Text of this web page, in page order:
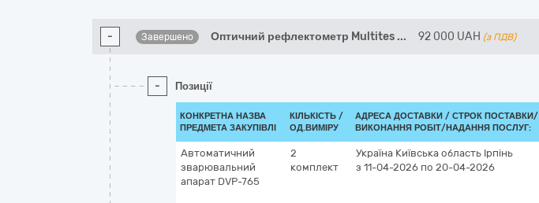
- Завершено Оптичний рефлектометр Multites ... 92 000 UAH (з ПДВ)
- Позиції
КОНКРЕТНА НАЗВА
ПРЕДМЕТА ЗАКУПІВЛІ
КІЛЬКІСТЬ /
ОД.ВИМІРУ
АДРЕСА ДОСТАВКИ / СТРОК ПОСТАВКИ/
ВИКОНАННЯ РОБІТ/НАДАННЯ ПОСЛУГ:
Автоматичний
зварювальний
апарат DVP-765
2
комплект
Україна Київська область Ірпінь
з 11-04-2026 по 20-04-2026